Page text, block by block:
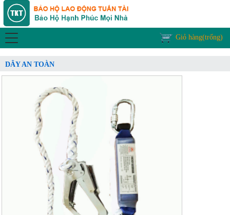
Giỏ hàng(trống)
DÂY AN TOÀN